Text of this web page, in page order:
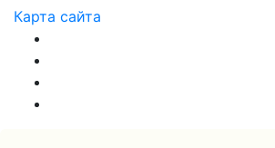
Карта сайта